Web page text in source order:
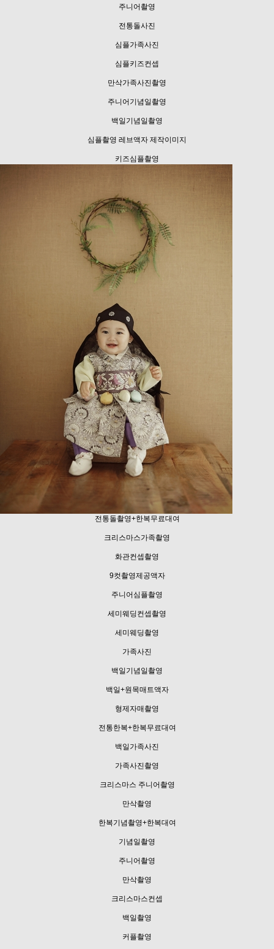
주니어촬영
전통돌사진
심플가족사진
심플키즈컨셉
만삭가족사진촬영
주니어기념일촬영
백일기념일촬영
심플촬영 레브액자 제작이미지
키즈심플촬영
전통돌촬영+한복무료대여
크리스마스가족촬영
화관컨셉촬영
9컷촬영제공액자
주니어심플촬영
세미웨딩컨셉촬영
세미웨딩촬영
가족사진
백일기념일촬영
백일+원목매트액자
형제자매촬영
전통한복+한복무료대여
백일가족사진
가족사진촬영
크리스마스 주니어촬영
만삭촬영
한복기념촬영+한복대여
기념일촬영
주니어촬영
만삭촬영
크리스마스컨셉
백일촬영
커플촬영